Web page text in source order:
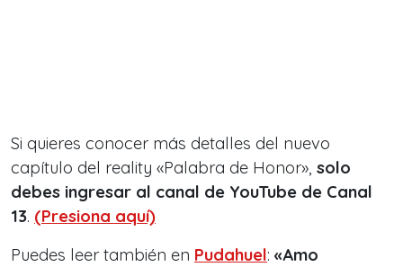
Si quieres conocer más detalles del nuevo
capítulo del reality «Palabra de Honor», solo
debes ingresar al canal de YouTube de Canal
13. (Presiona aquí)
Puedes leer también en Pudahuel: «Amo